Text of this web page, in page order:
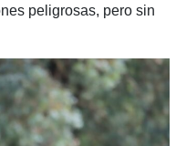
peligrosas, pero sin